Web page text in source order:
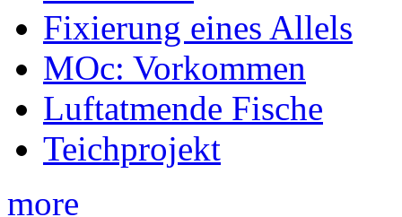
Fixierung eines Allels
MOc: Vorkommen
Luftatmende Fische
Teichprojekt
more